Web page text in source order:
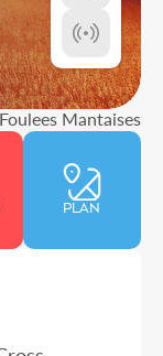
Mantaises
PLAN